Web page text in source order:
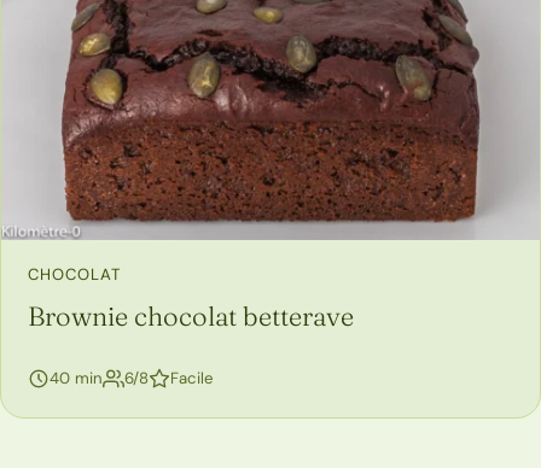
CHOCOLAT
Brownie chocolat betterave
40 min 6/8personnes
Facile